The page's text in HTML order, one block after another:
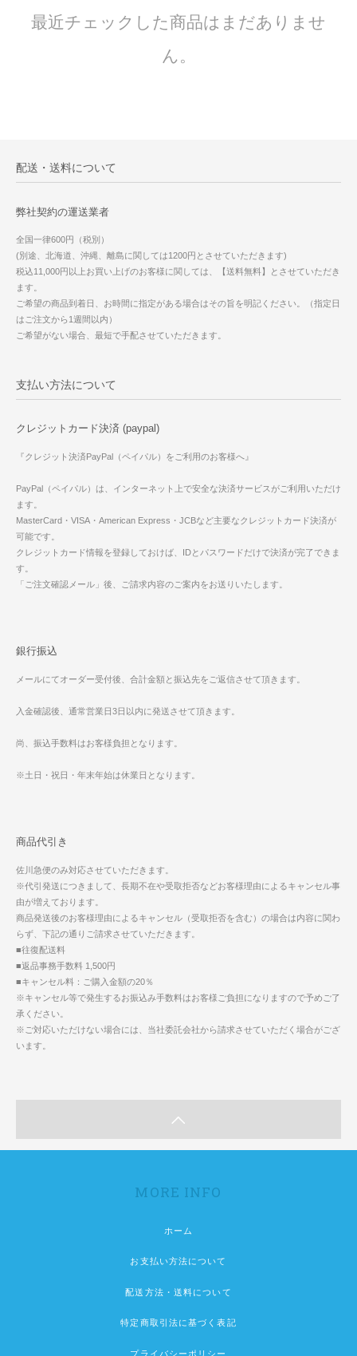
最近チェックした商品はまだありませ
ん。
配送・送料について
弊社契約の運送業者
全国一律600円（税別）
(別途、北海道、沖縄、離島に関しては1200円とさせていただきます)
税込11,000円以上お買い上げのお客様に関しては、【送料無料】とさせていただき
ます。
ご希望の商品到着日、お時間に指定がある場合はその旨を明記ください。（指定日
はご注文から1週間以内）
ご希望がない場合、最短で手配させていただきます。
支払い方法について
クレジットカード決済 (paypal)
『クレジット決済PayPal（ペイパル）をご利用のお客様へ』
PayPal（ペイパル）は、インターネット上で安全な決済サービスがご利用いただけ
ます。
MasterCard・VISA・American Express・JCBなど主要なクレジットカード決済が
可能です。
クレジットカード情報を登録しておけば、IDとパスワードだけで決済が完了できま
す。
「ご注文確認メール」後、ご請求内容のご案内をお送りいたします。
銀行振込
メールにてオーダー受付後、合計金額と振込先をご返信させて頂きます。
入金確認後、通常営業日3日以内に発送させて頂きます。
尚、振込手数料はお客様負担となります。
※土日・祝日・年末年始は休業日となります。
商品代引き
佐川急便のみ対応させていただきます。
※代引発送につきまして、長期不在や受取拒否などお客様理由によるキャンセル事
由が増えております。
商品発送後のお客様理由によるキャンセル（受取拒否を含む）の場合は内容に関わ
らず、下記の通りご請求させていただきます。
■往復配送料
■返品事務手数料 1,500円
■キャンセル料：ご購入金額の20％
※キャンセル等で発生するお振込み手数料はお客様ご負担になりますので予めご了
承ください。
※ご対応いただけない場合には、当社委託会社から請求させていただく場合がござ
います。
MORE INFO
ホーム
お支払い方法について
配送方法・送料について
特定商取引法に基づく表記
プライバシーポリシー